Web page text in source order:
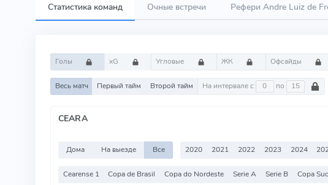
Статистика команд Очные встречи Рефери Andre Luiz de
Голы xG Угловые ЖК Офсайды
Весь матч Первый тайм Второй тайм На интервале с по
CEARA
Дома На выезде Все 2020 2021 2022 2023 2024
Cearense 1 Copa de Brasil Copa do Nordeste Serie A Serie B Copa